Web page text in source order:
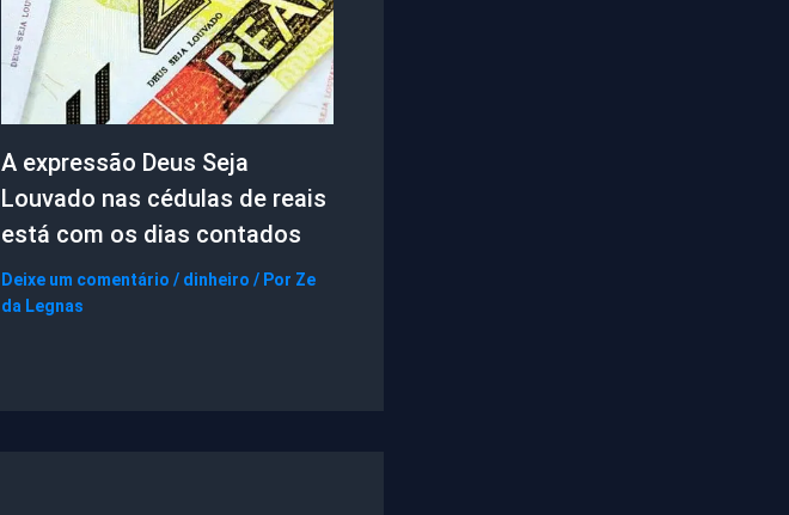
A expressão Deus Seja
Louvado nas cédulas de reais
está com os dias contados
Deixe um comentário / dinheiro / Por Ze
da Legnas